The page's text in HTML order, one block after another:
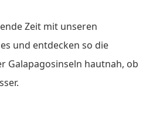
Zeit mit unseren
und entdecken so die
Galapagosinseln hautnah, ob